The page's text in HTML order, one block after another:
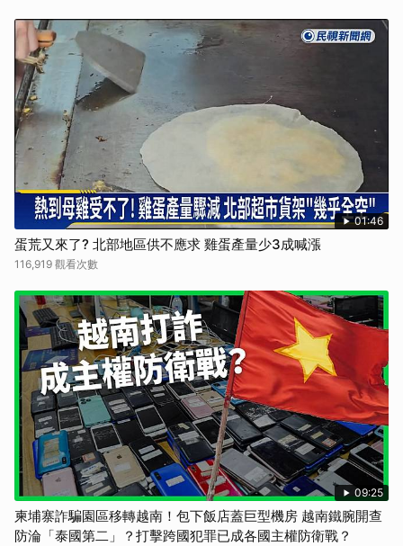
01:46
蛋荒又來了? 北部地區供不應求 雞蛋產量少3成喊漲
116,919 觀看次數
09:25
柬埔寨詐騙園區移轉越南！包下飯店蓋巨型機房 越南鐵腕開查
防淪「泰國第二」？打擊跨國犯罪已成各國主權防衛戰？